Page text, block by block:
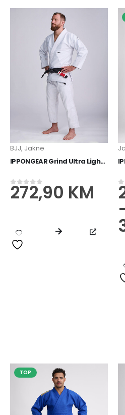
BJJ, Jakne
IPPONGEAR Grind Ultra Light BJJ Jacket white
0od 5
272,90 KM 0
TOP
od 5
89,40
–
119,20